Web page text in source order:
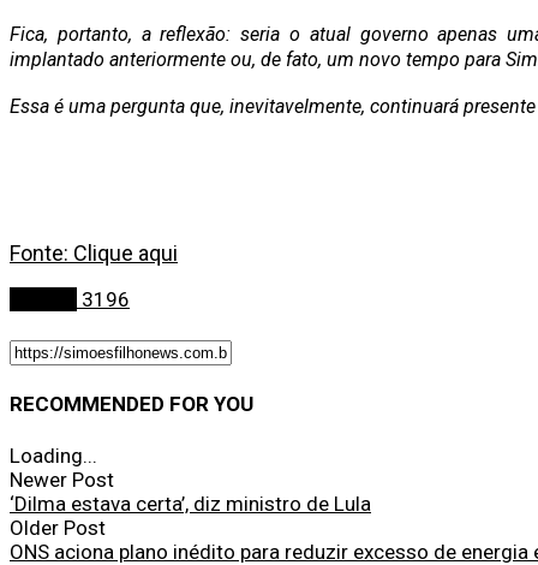
Fica, portanto, a reflexão: seria o atual governo apenas
implantado anteriormente ou, de fato, um novo tempo para
Essa é uma pergunta que, inevitavelmente, continuará
Fonte: Clique aqui
3196
RECOMMENDED FOR YOU
Loading...
Newer Post
‘Dilma estava certa’, diz ministro de Lula
Older Post
ONS aciona plano inédito para reduzir excesso de